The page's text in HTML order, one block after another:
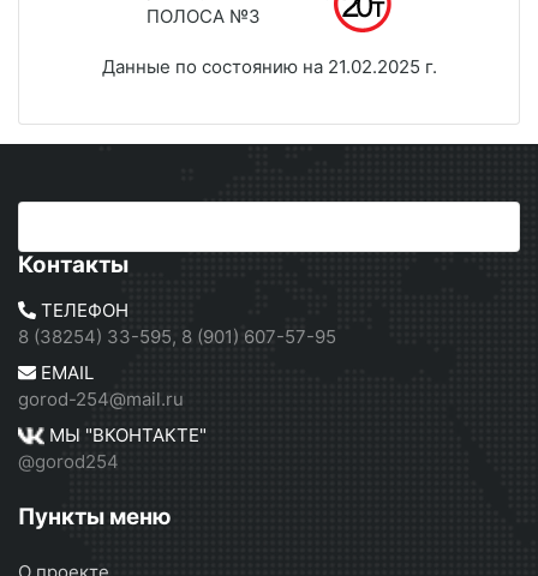
ПОЛОСА №3
Данные по состоянию на 21.02.2025 г.
Контакты
ТЕЛЕФОН
8 (38254) 33-595, 8 (901) 607-57-95
EMAIL
gorod-254@mail.ru
МЫ "ВКОНТАКТЕ"
@gorod254
Пункты меню